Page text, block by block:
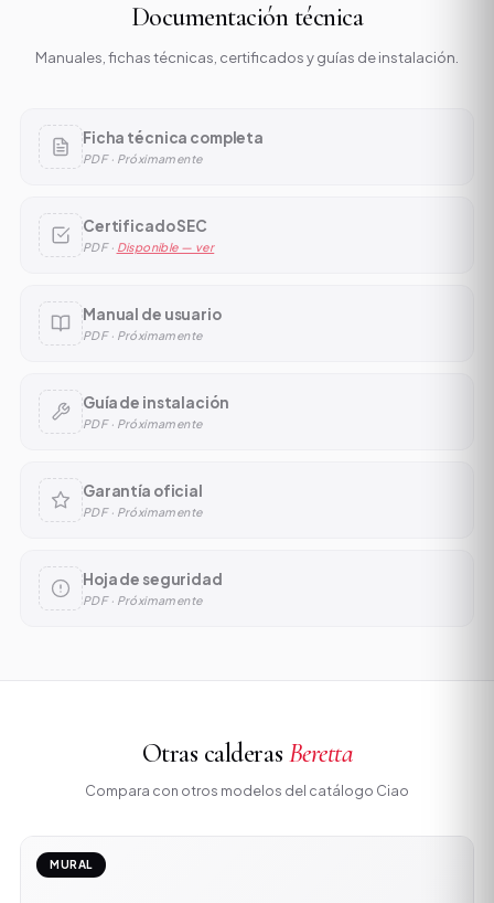
Documentación técnica
Manuales, fichas técnicas, certificados y guías de instalación.
Ficha técnica completa
PDF · Próximamente
Certificado SEC
PDF · Disponible — ver
Manual de usuario
PDF · Próximamente
Guía de instalación
PDF · Próximamente
Garantía oficial
PDF · Próximamente
Hoja de seguridad
PDF · Próximamente
Otras calderas Beretta
Compara con otros modelos del catálogo Ciao
MURAL